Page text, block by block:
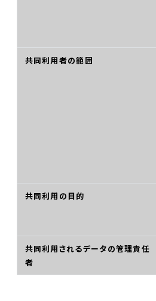
共同利用者の範囲
共同利用の目的
共同利用されるデータの管理責任
者